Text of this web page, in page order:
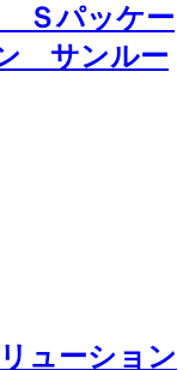
Ｓパッケー
サンルー
ューション